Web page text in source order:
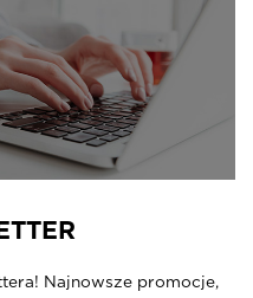
Najnowsze promocje,